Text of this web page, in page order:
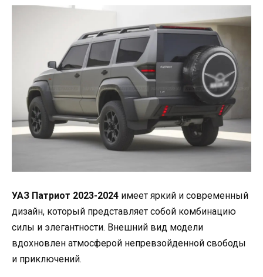
УАЗ Патриот 2023-2024 имеет яркий и современный
дизайн, который представляет собой комбинацию
силы и элегантности. Внешний вид модели
вдохновлен атмосферой непревзойденной свободы
и приключений.